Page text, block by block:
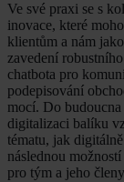
Ve své praxi se s
inovace, které
klientům a nám
zavedení
chatbota pro
podepisování
mocí. Do
digitalizaci balíku
tématu, jak
následnou
pro tým a jeho